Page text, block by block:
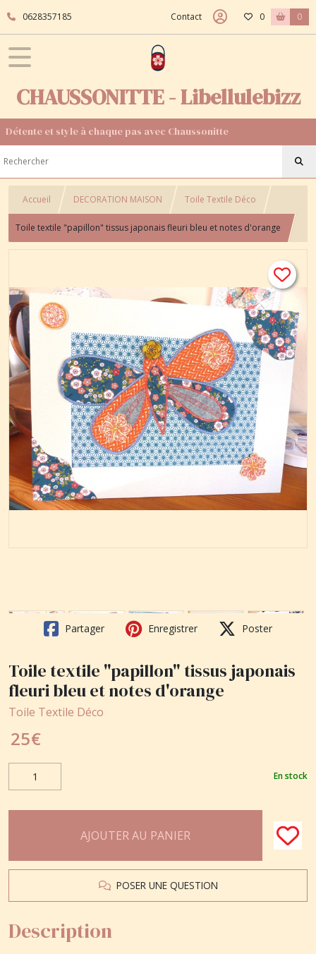
0628357185 Contact 0 0
CHAUSSONITTE - Libellulebizz
Détente et style à chaque pas avec Chaussonitte
Accueil DECORATION MAISON Toile Textile Déco
Toile textile "papillon" tissus japonais fleuri bleu et notes d'orange
Partager Enregistrer Poster
Toile textile "papillon" tissus japonais
fleuri bleu et notes d'orange
Toile Textile Déco
25€
En stock
AJOUTER AU PANIER
POSER UNE QUESTION
Description